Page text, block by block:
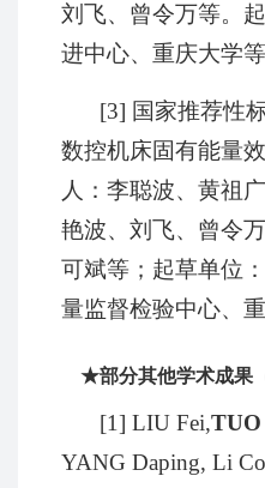
刘飞、曾令万等。
进中心、重庆大学等
[3] 国家推荐性
数控机床固有能量
人：李聪波、黄祖广
艳波、刘飞、曾令
可斌等；起草单位
量监督检验中心、
★部分其他学术成果
[1] LIU Fei,
YANG Daping, Li